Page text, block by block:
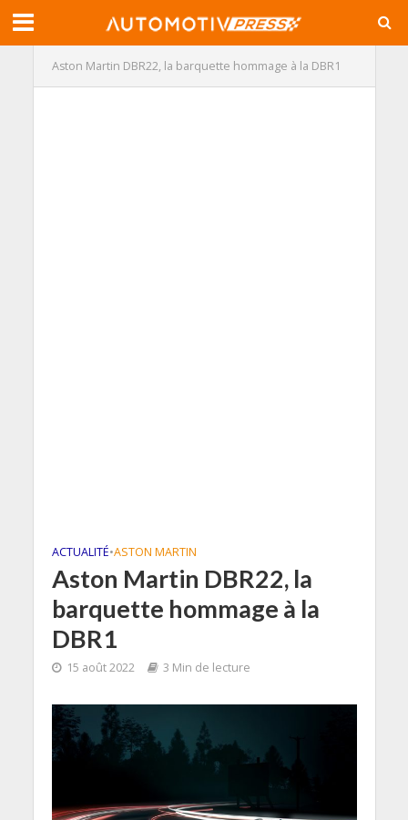
Aston Martin DBR22, la barquette hommage à la DBR1
ACTUALITÉ•ASTON MARTIN
Aston Martin DBR22, la
barquette hommage à la
DBR1
15 août 2022 3 Min de lecture